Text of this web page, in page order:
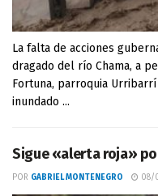
La falta de acciones
dragado del río Chama, a
Fortuna, parroquia
inundado ...
Sigue «alerta roja»
POR GABRIEL MONTENEGRO 08/